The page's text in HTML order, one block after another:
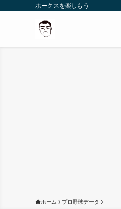
ホークスを楽しもう
ホーム プロ野球データ